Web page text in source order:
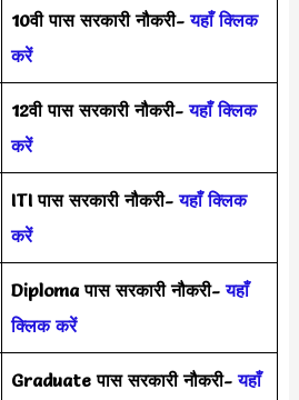
10वी पास सरकारी नौकरी- यहाँ क्लिक
करें
12वी पास सरकारी नौकरी- यहाँ क्लिक
करें
ITI पास सरकारी नौकरी- यहाँ क्लिक
करें
Diploma पास सरकारी नौकरी- यहाँ
क्लिक करें
Graduate पास सरकारी नौकरी- यहाँ